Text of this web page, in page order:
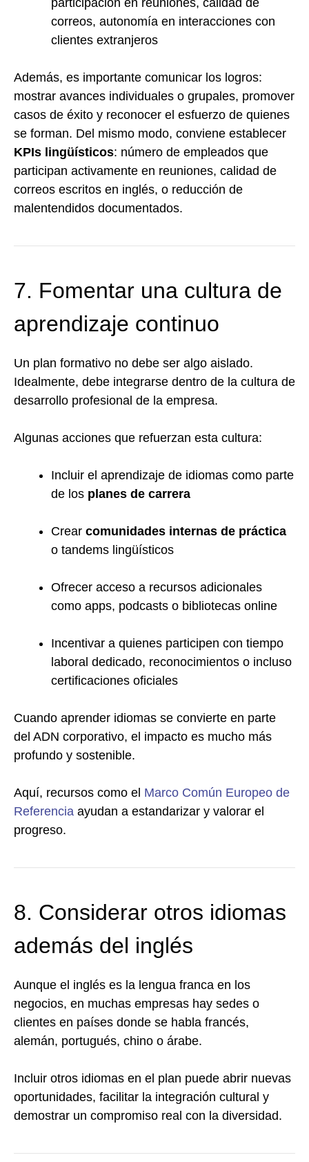
participación en reuniones, calidad de
correos, autonomía en interacciones con
clientes extranjeros
Además, es importante comunicar los logros:
mostrar avances individuales o grupales, promover
casos de éxito y reconocer el esfuerzo de quienes
se forman. Del mismo modo, conviene establecer
KPIs lingüísticos: número de empleados que
participan activamente en reuniones, calidad de
correos escritos en inglés, o reducción de
malentendidos documentados.
7. Fomentar una cultura de
aprendizaje continuo
Un plan formativo no debe ser algo aislado.
Idealmente, debe integrarse dentro de la cultura de
desarrollo profesional de la empresa.
Algunas acciones que refuerzan esta cultura:
Incluir el aprendizaje de idiomas como parte
de los planes de carrera
Crear comunidades internas de práctica
o tandems lingüísticos
Ofrecer acceso a recursos adicionales
como apps, podcasts o bibliotecas online
Incentivar a quienes participen con tiempo
laboral dedicado, reconocimientos o incluso
certificaciones oficiales
Cuando aprender idiomas se convierte en parte
del ADN corporativo, el impacto es mucho más
profundo y sostenible.
Aquí, recursos como el Marco Común Europeo de
Referencia ayudan a estandarizar y valorar el
progreso.
8. Considerar otros idiomas
además del inglés
Aunque el inglés es la lengua franca en los
negocios, en muchas empresas hay sedes o
clientes en países donde se habla francés,
alemán, portugués, chino o árabe.
Incluir otros idiomas en el plan puede abrir nuevas
oportunidades, facilitar la integración cultural y
demostrar un compromiso real con la diversidad.